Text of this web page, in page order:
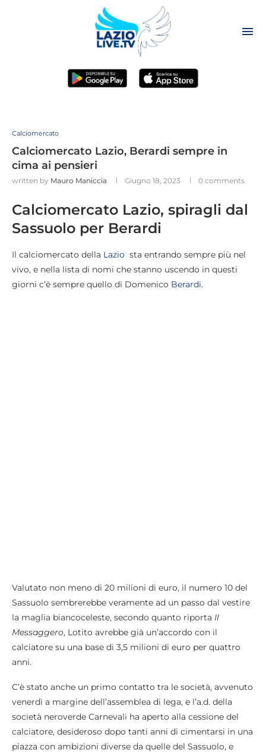
Calciomercato
Calciomercato Lazio, Berardi sempre in
cima ai pensieri
written by Mauro Maniccia Giugno 18, 2023 0 comments
Calciomercato Lazio, spiragli dal
Sassuolo per Berardi
Il calciomercato della Lazio sta entrando sempre più nel
vivo, e nella lista di nomi che stanno uscendo in questi
giorni c’è sempre quello di Domenico Berardi.
Valutato non meno di 20 milioni di euro, il numero 10 del
Sassuolo sembrerebbe veramente ad un passo dal vestire
la maglia biancoceleste, secondo quanto riporta Il
Messaggero, Lotito avrebbe già un’accordo con il
calciatore su una base di 3,5 milioni di euro per quattro
anni.
C’è stato anche un primo contatto tra le società, avvenuto
venerdì a margine dell’assemblea di lega, e l’a.d. della
società neroverde Carnevali ha aperto alla cessione del
calciatore, desideroso dopo tanti anni di cimentarsi in una
piazza con ambizioni diverse da quelle del Sassuolo, e